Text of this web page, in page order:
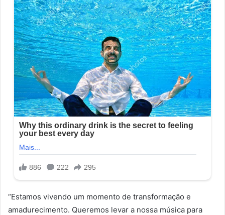
“Estamos vivendo um momento de transformação e
amadurecimento. Queremos levar a nossa música para